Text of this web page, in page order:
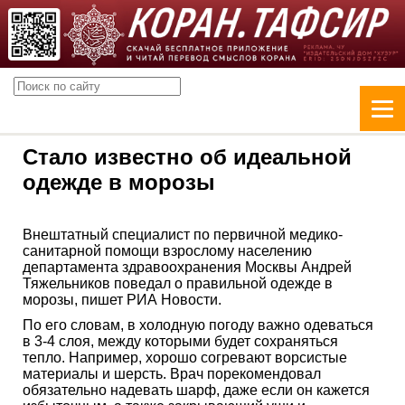
Стало известно об идеальной
одежде в морозы
Внештатный специалист по первичной медико-
санитарной помощи взрослому населению
департамента здравоохранения Москвы Андрей
Тяжельников поведал о правильной одежде в
морозы, пишет РИА Новости.
По его словам, в холодную погоду важно одеваться
в 3-4 слоя, между которыми будет сохраняться
тепло. Например, хорошо согревают ворсистые
материалы и шерсть. Врач порекомендовал
обязательно надевать шарф, даже если он кажется